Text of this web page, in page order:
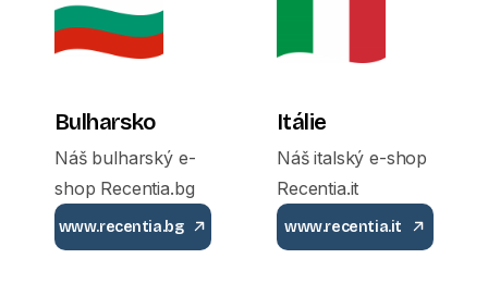
Bulharsko
Náš bulharský e-
shop Recentia.bg
www.recentia.bg
Itálie
Náš italský e-shop
Recentia.it
www.recentia.it